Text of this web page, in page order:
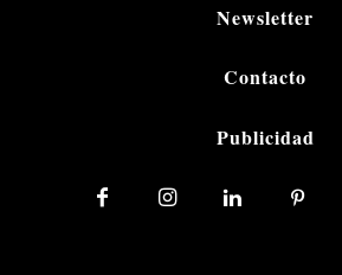
Newsletter
Contacto
Publicidad